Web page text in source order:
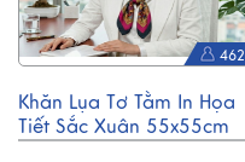
462
Khăn Lụa Tơ Tằm In Họa
Tiết Sắc Xuân 55x55cm